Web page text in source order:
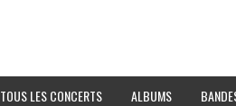
TOUS LES CONCERTS ALBUMS